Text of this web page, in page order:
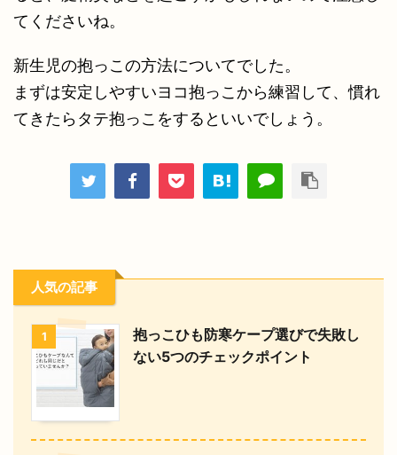
てくださいね。
新生児の抱っこの方法についてでした。
まずは安定しやすいヨコ抱っこから練習して、慣れ
てきたらタテ抱っこをするといいでしょう。
人気の記事
1
抱っこひも防寒ケープ選びで失敗し
ない5つのチェックポイント